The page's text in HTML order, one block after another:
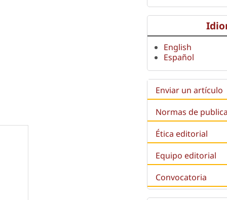
English
Español
Enviar un artículo
Normas de
Ética editorial
Equipo editorial
Convocatoria